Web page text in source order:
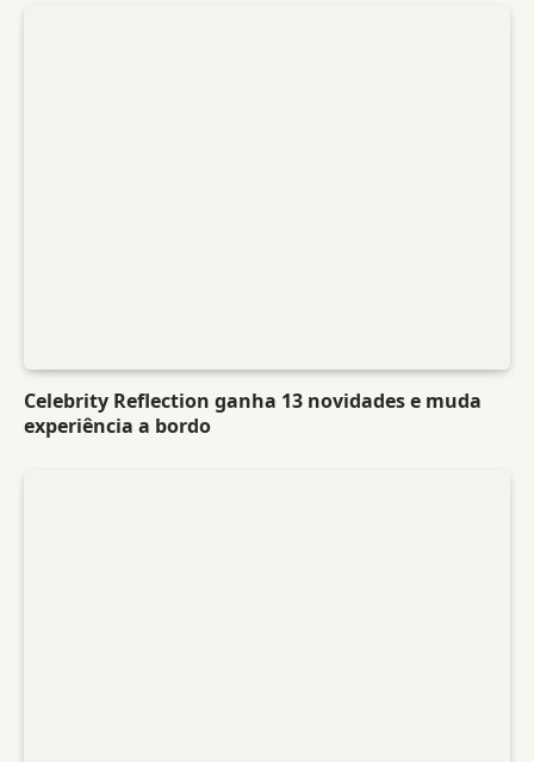
Celebrity Reflection ganha 13 novidades e muda
experiência a bordo